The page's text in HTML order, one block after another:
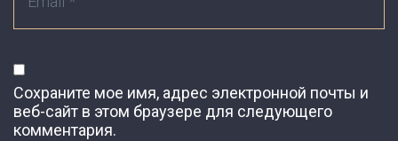
Сохраните мое имя, адрес электронной почты и
веб-сайт в этом браузере для следующего
комментария.